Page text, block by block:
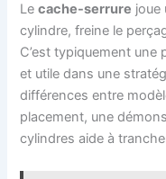
Lecache-serrure joue
cylindre, freine le
C’est typiquement une
et utile dans une
différences entre
placement, une
cylindres aide à